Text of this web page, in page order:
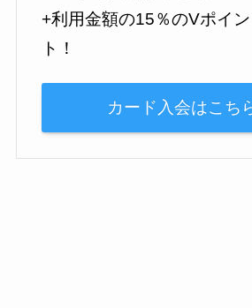
+利用金額の15％のVポイ
ト！
カード入会はこち